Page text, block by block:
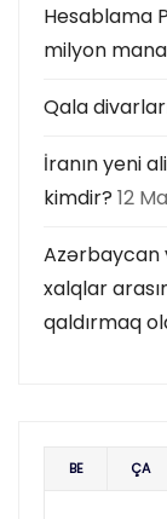
Hesablama
milyon
Qala
İranın yeni
kimdir? 12
Azərbaycan
xalqlar
qaldırmaq
BE ÇA